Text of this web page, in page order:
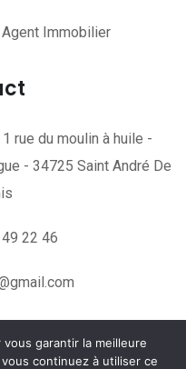
Immobilier
rue du moulin à huile -
- 34725 Saint André De
22 46
garantir la meilleure
continuez à utiliser ce